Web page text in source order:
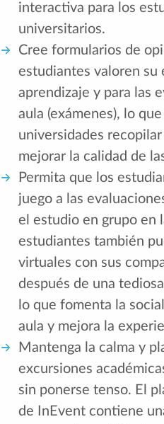
interactiva para los
universitarios.
Cree formularios de
estudiantes valoren su
aprendizaje y para las
aula (exámenes), lo
universidades
mejorar la calidad de
Permita que los
juego a las
el estudio en grupo en
estudiantes también
virtuales con sus
después de una
lo que fomenta la
aula y mejora la
Mantenga la calma y
excursiones
sin ponerse tenso. El
de InEvent contiene